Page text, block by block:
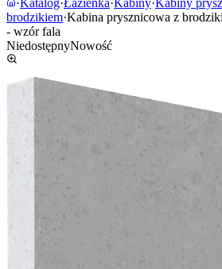
·Katalog·Łazienka·Kabiny·Kabiny
brodzikiem·Kabina prysznicowa z
- wzór fala
NiedostępnyNowość